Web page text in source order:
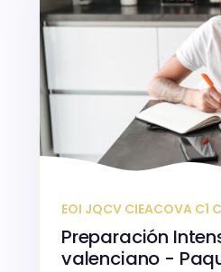
EOI JQCV CIEACOVA C1
Preparación
valenciano -